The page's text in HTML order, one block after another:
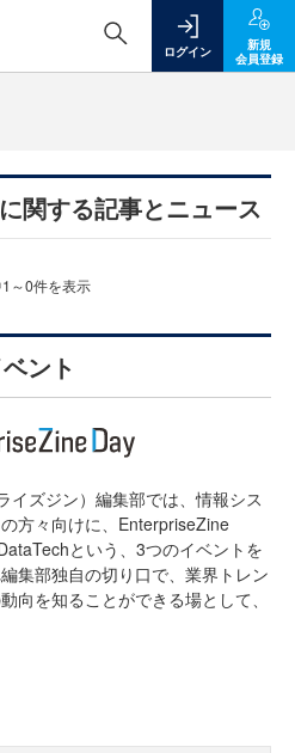
ログイン
新規
会員登録
関する記事とニュース
～0件を表示
ント
イズジン）編集部では、情報シス
方々向けに、EnterpriseZine
という、3つのイベントを
集部独自の切り口で、業界トレン
向を知ることができる場として、